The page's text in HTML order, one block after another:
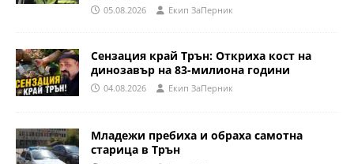
05.08.2026 Eкип ЗаПерник
Сензация край Трън: Откриха кост на
динозавър на 83-милиона години
04.08.2026 Eкип ЗаПерник
Младежи пребиха и обраха самотна
старица в Трън